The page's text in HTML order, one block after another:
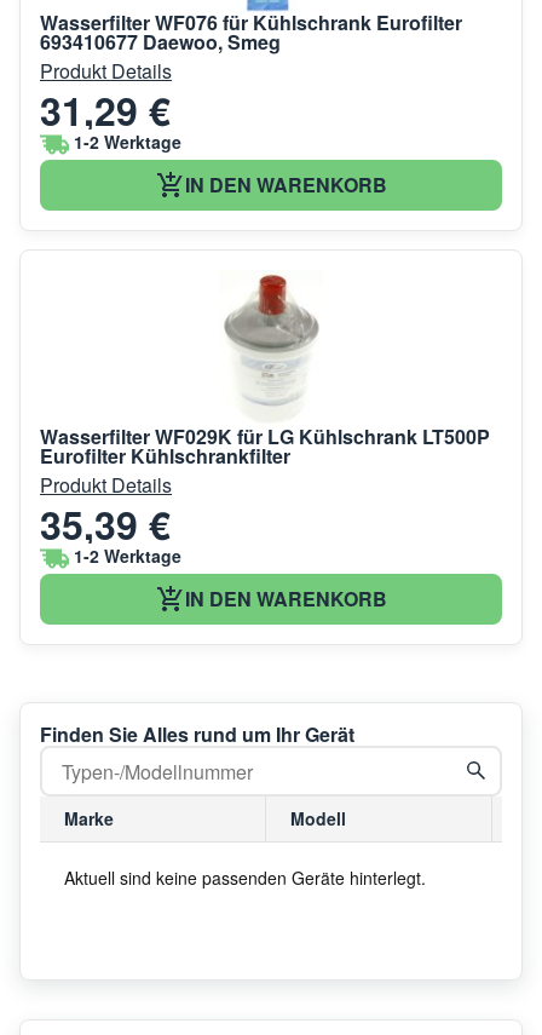
Wasserfilter WF076 für Kühlschrank Eurofilter
693410677 Daewoo, Smeg
Produkt Details
31,29 €
1-2 Werktage
IN DEN WARENKORB
Wasserfilter WF029K für LG Kühlschrank LT500P
Eurofilter Kühlschrankfilter
Produkt Details
35,39 €
1-2 Werktage
IN DEN WARENKORB
Finden Sie Alles rund um Ihr Gerät
Marke Modell
Aktuell sind keine passenden Geräte hinterlegt.